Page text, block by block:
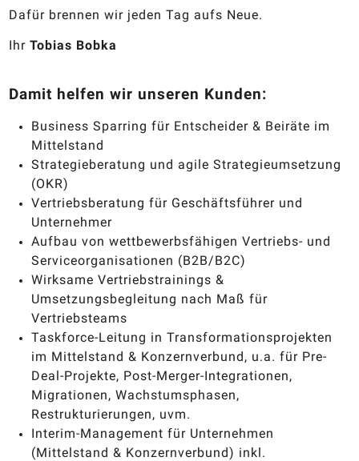
Dafür brennen wir jeden Tag aufs Neue.
Ihr Tobias Bobka
Damit helfen wir unseren Kunden:
Business Sparring für Entscheider & Beiräte im
Mittelstand
Strategieberatung und agile Strategieumsetzung
(OKR)
Vertriebsberatung für Geschäftsführer und
Unternehmer
Aufbau von wettbewerbsfähigen Vertriebs- und
Serviceorganisationen (B2B/B2C)
Wirksame Vertriebstrainings &
Umsetzungsbegleitung nach Maß für
Vertriebsteams
Taskforce-Leitung in Transformationsprojekten
im Mittelstand & Konzernverbund, u.a. für Pre-
Deal-Projekte, Post-Merger-Integrationen,
Migrationen, Wachstumsphasen,
Restrukturierungen, uvm.
Interim-Management für Unternehmen
(Mittelstand & Konzernverbund) inkl.